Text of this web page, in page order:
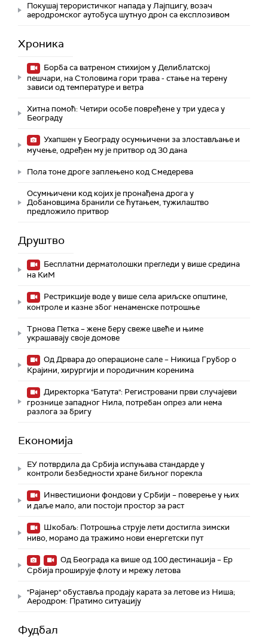
Покушај терористичког напада у Лајпцигу, возач
аеродромског аутобуса шутнуо дрон са експлозивом
Хроника
Борба са ватреном стихијом у Делиблатској
пешчари, на Столовима гори трава - стање на терену
зависи од температуре и ветра
Хитна помоћ: Четири особе повређене у три удеса у
Београду
Ухапшен у Београду осумњичени за злостављање и
мучење, одређен му је притвор од 30 дана
Пола тоне дроге заплењено код Смедерева
Осумњичени код којих је пронађена дрога у
Добановцима бранили се ћутањем, тужилаштво
предложило притвор
Друштво
Бесплатни дерматолошки прегледи у више средина
на КиМ
Рестрикције воде у више села ариљске општине,
контроле и казне због ненаменске потрошње
Трнова Петка – жене беру свеже цвеће и њиме
украшавају своје домове
Од Дрвара до операционе сале – Никица Грубор о
Крајини, хирургији и породичним коренима
Директорка "Батута": Регистровани први случајеви
грознице западног Нила, потребан опрез али нема
разлога за бригу
Економија
ЕУ потврдила да Србија испуњава стандарде у
контроли безбедности хране биљног порекла
Инвестициони фондови у Србији – поверење у њих
и даље мало, али постоји простор за раст
Шкобаљ: Потрошња струје лети достигла зимски
ниво, морамо да тражимо нови енергетски пут
Од Београда ка више од 100 дестинација – Ер
Србија проширује флоту и мрежу летова
"Рајанер" обуставља продају карата за летове из Ниша;
Аеродром: Пратимо ситуацију
Фудбал